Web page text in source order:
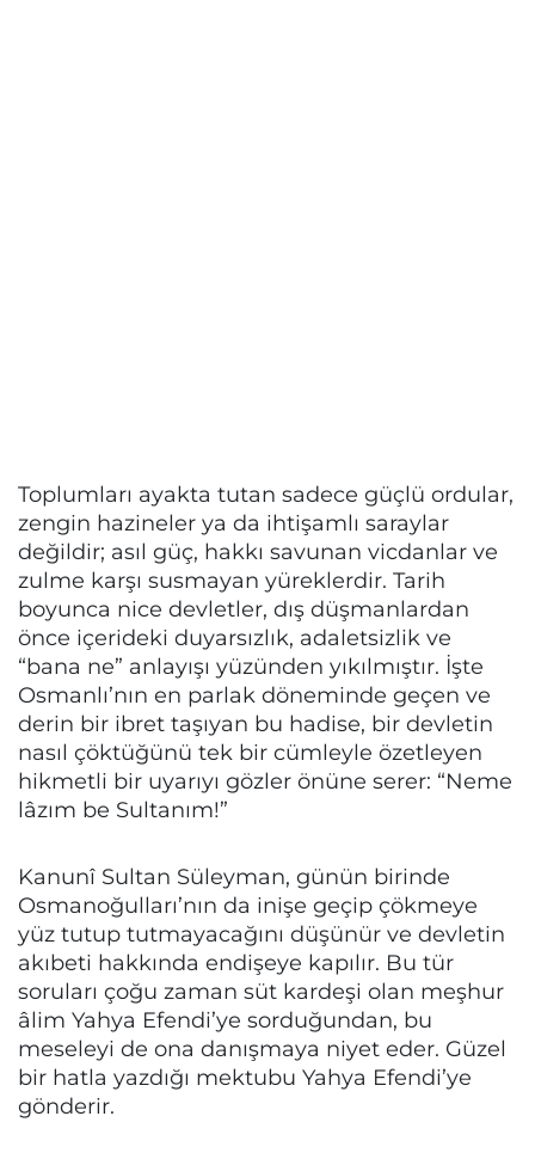
Toplumları ayakta tutan sadece güçlü ordular,
zengin hazineler ya da ihtişamlı saraylar
değildir; asıl güç, hakkı savunan vicdanlar ve
zulme karşı susmayan yüreklerdir. Tarih
boyunca nice devletler, dış düşmanlardan
önce içerideki duyarsızlık, adaletsizlik ve
“bana ne” anlayışı yüzünden yıkılmıştır. İşte
Osmanlı’nın en parlak döneminde geçen ve
derin bir ibret taşıyan bu hadise, bir devletin
nasıl çöktüğünü tek bir cümleyle özetleyen
hikmetli bir uyarıyı gözler önüne serer: “Neme
lâzım be Sultanım!”
Kanunî Sultan Süleyman, günün birinde
Osmanoğulları’nın da inişe geçip çökmeye
yüz tutup tutmayacağını düşünür ve devletin
akıbeti hakkında endişeye kapılır. Bu tür
soruları çoğu zaman süt kardeşi olan meşhur
âlim Yahya Efendi’ye sorduğundan, bu
meseleyi de ona danışmaya niyet eder. Güzel
bir hatla yazdığı mektubu Yahya Efendi’ye
gönderir.